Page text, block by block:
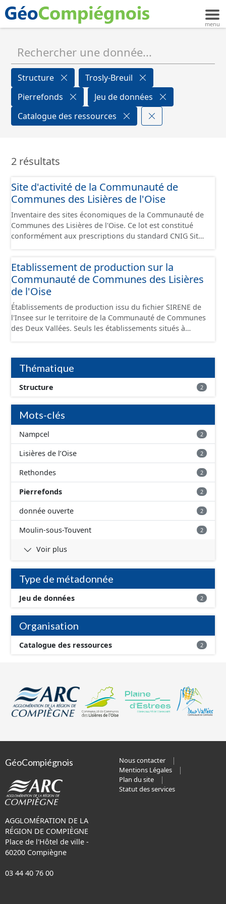
Structure
Trosly-Breuil
Pierrefonds
Jeu de données
Catalogue des ressources
2 résultats
Site d'activité de la Communauté de
Communes des Lisières de l'Oise
Inventaire des sites économiques de la Communauté de
Communes des Lisières de l'Oise. Ce lot est constitué
conformément aux prescriptions du standard CNIG Sites
Etablissement de production sur la
Communauté de Communes des Lisières
de l'Oise
Établissements de production issu du fichier SIRENE de
l'Insee sur le territoire de la Communauté de Communes
des Deux Vallées. Seuls les établissements situés à
conformément aux prescriptions du standard CNIG Sites
Économiques. Ce lot ne contient pas la référence aux
terrains à vocation économique à ce jour. Il est filtré au-
delà des prescriptions du CNIG se limitant aux SCI.
Thématique
Structure 2
Mots-clés
Nampcel 2
Lisières de l’Oise 2
Rethondes 2
Pierrefonds 2
donnée ouverte 2
Moulin-sous-Touvent 2
Voir plus
Type de métadonnée
Jeu de données 2
Organisation
Catalogue des ressources 2
GéoCompiégnois
AGGLOMÉRATION DE LA
RÉGION DE COMPIÈGNE
Place de l'Hôtel de ville -
60200 Compiègne
03 44 40 76 00
Nous contacter
Mentions Légales
Plan du site
Statut des services